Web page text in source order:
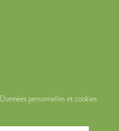
Données personnelles et cookies